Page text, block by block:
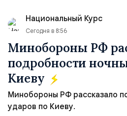
Национальный Курс
Сегодня в 8:56
Минобороны РФ
подробности
Киеву
Минобороны РФ рассказало
ударов по Киеву.